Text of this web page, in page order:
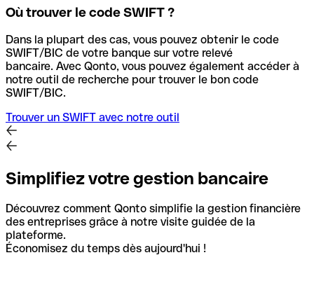
Où trouver le code SWIFT ?
Dans la plupart des cas, vous pouvez obtenir le code
SWIFT/BIC de votre banque sur votre relevé
bancaire. Avec Qonto, vous pouvez également accéder à
notre outil de recherche pour trouver le bon code
SWIFT/BIC.
Trouver un SWIFT avec notre outil
Simplifiez votre gestion bancaire
Découvrez comment Qonto simplifie la gestion financière
des entreprises grâce à notre visite guidée de la
plateforme.
Économisez du temps dès aujourd'hui !